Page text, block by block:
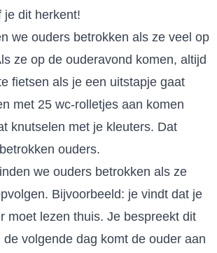
je dit herkent!
we ouders betrokken als ze veel op
ze op de ouderavond komen, altijd
fietsen als je een uitstapje gaat
met 25 wc-rolletjes aan komen
knutselen met je kleuters. Dat
ouders.
we ouders betrokken als ze
Bijvoorbeeld: je vindt dat je
moet lezen thuis. Je bespreekt dit
volgende dag komt de ouder aan